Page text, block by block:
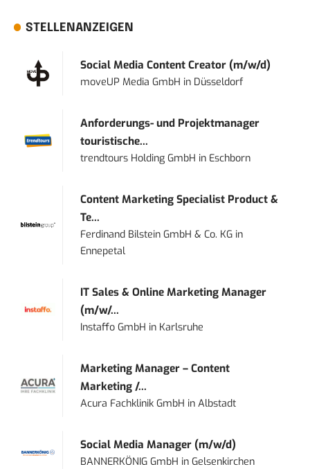
STELLENANZEIGEN
Social Media Content Creator (m/w/d)
moveUP Media GmbH in Düsseldorf
Anforderungs- und Projektmanager
touristische...
trendtours Holding GmbH in Eschborn
Content Marketing Specialist Product &
Te...
Ferdinand Bilstein GmbH & Co. KG in
Ennepetal
IT Sales & Online Marketing Manager
(m/w/...
Instaffo GmbH in Karlsruhe
Marketing Manager – Content
Marketing /...
Acura Fachklinik GmbH inAlbstadt
Social Media Manager (m/w/d)
BANNERKÖNIG GmbH inGelsenkirchen